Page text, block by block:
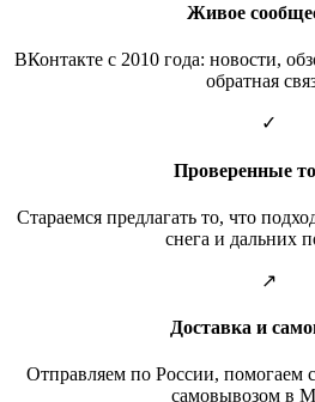
Живое
ВКонтакте с 2010 года: новости,
обратная
✓
Проверенные
Стараемся предлагать то, что
снега и дальних
↗
Доставка и
Отправляем по России, помогаем
самовывозом в